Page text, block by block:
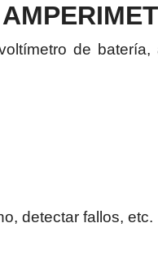
de batería,
detectar fallos, etc.